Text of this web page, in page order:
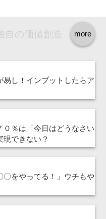
more
自の価値創造
易し！インプットしたらア
０％は「今日はどうなさい
現できない？
〇をやってる！」ウチもや